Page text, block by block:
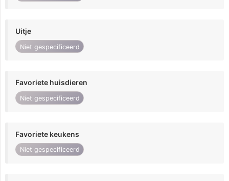
Uitje
Niet gespecificeerd
Favoriete huisdieren
Niet gespecificeerd
Favoriete keukens
Niet gespecificeerd